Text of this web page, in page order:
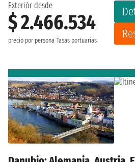
Exteriór desde
$ 2.466.534
precio por persona Tasas portuarias